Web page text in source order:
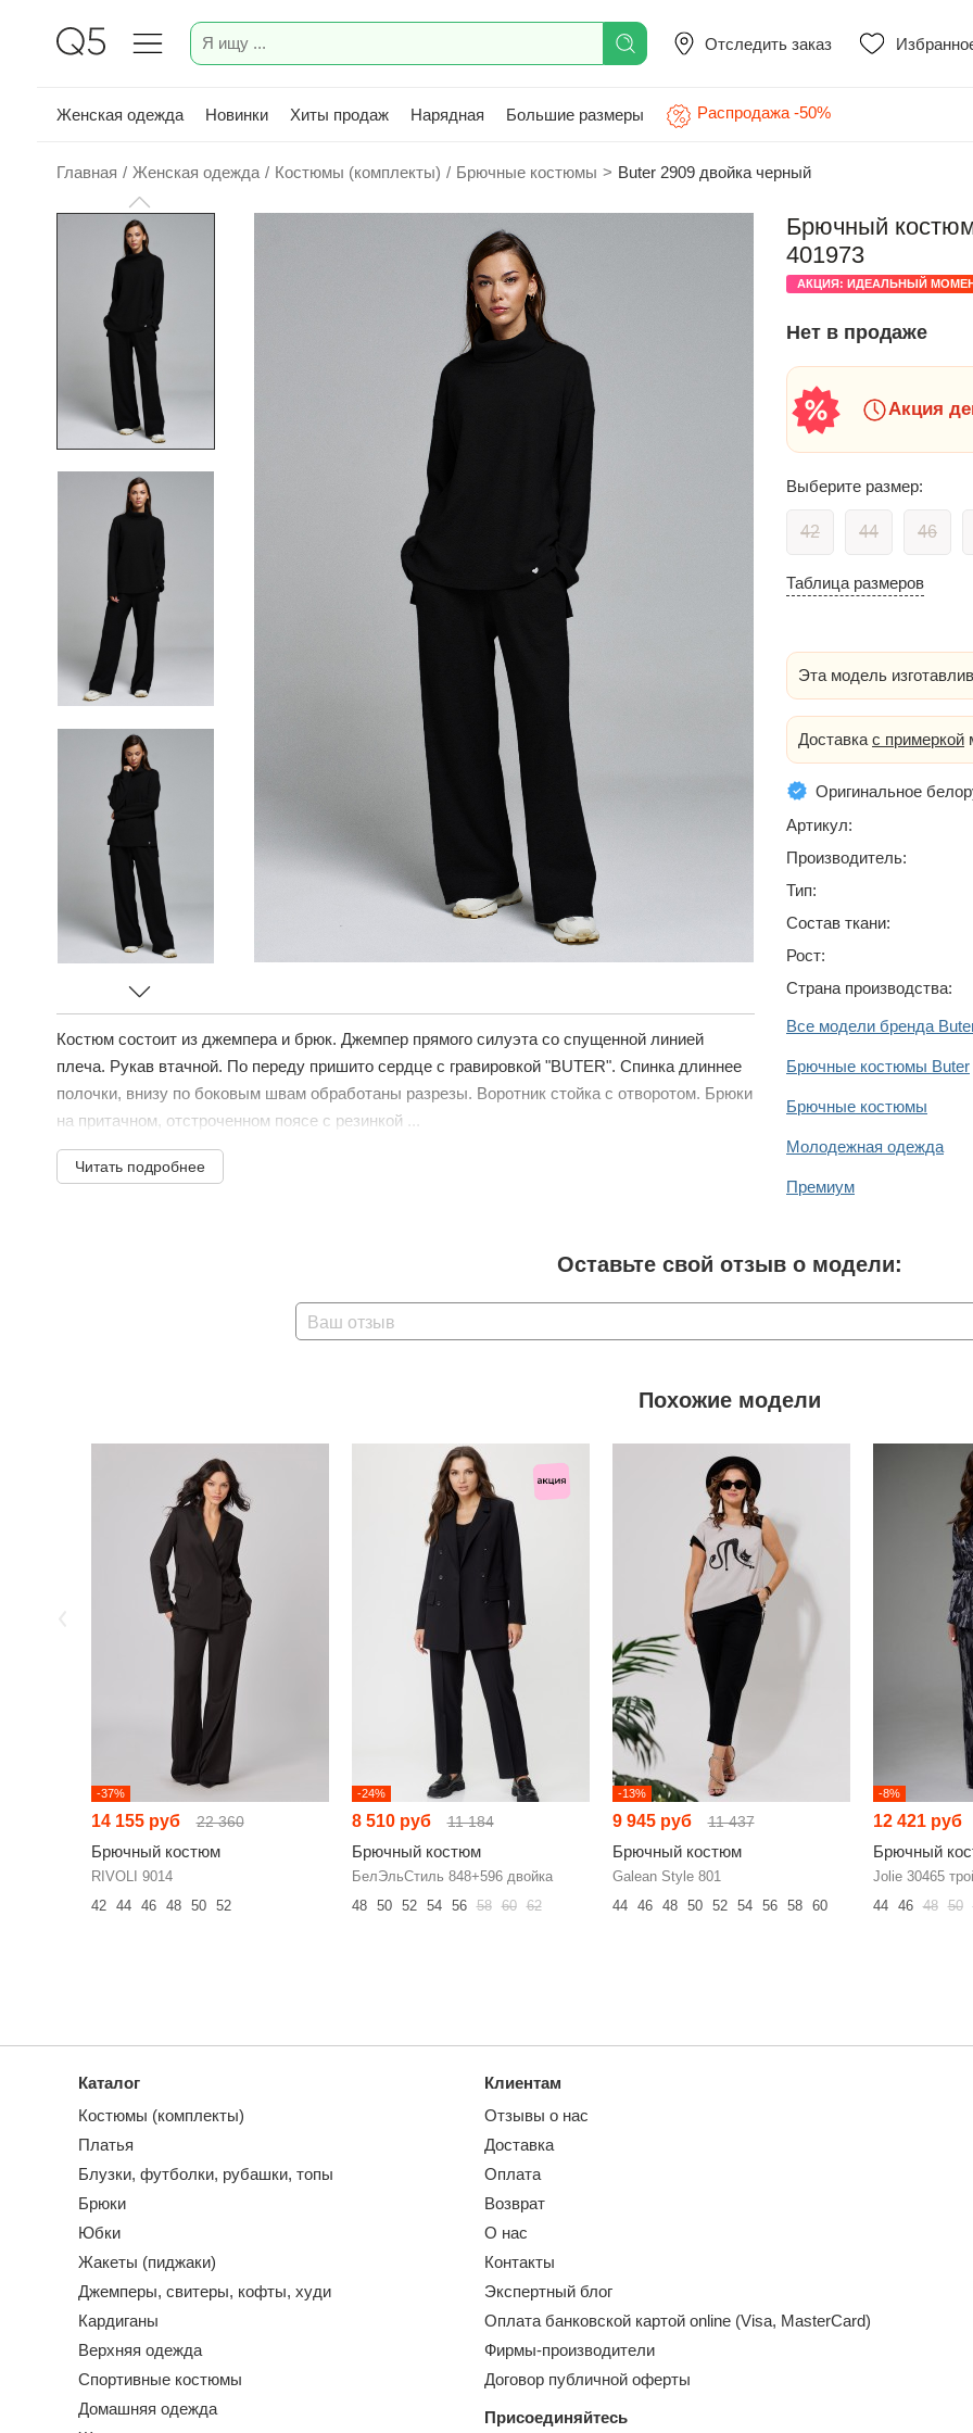
Отследить заказ
Женская одежда Новинки Хиты продаж Нарядная Большие размеры Распродажа -50%
Главная / Женская одежда / Костюмы (комплекты) / Брючные костюмы > Buter 2909 двойка черный
Костюм состоит из джемпера и брюк. Джемпер прямого силуэта со спущенной линией
плеча. Рукав втачной. По переду пришито сердце с гравировкой "BUTER". Спинка длиннее
полочки, внизу по боковым швам обработаны разрезы. Воротник стойка с отворотом. Брюки
на притачном, отстроченном поясе с резинкой ...
Читать подробнее
Брючный
401973
АКЦИЯ: ИДЕАЛЬНЫЙ
Нет в продаже
Акция
Выберите размер:
42 44 46
Таблица размеров
Эта модель
Доставка с примеркой
Оригинальное
Артикул:
Производитель:
Тип:
Состав ткани:
Рост:
Страна производства:
Все модели бренда
Брючные костюмы Buter
Брючные костюмы
Молодежная одежда
Премиум
Оставьте свой отзыв о модели:
Ваш отзыв
Похожие модели
-37%
14 155 руб 22 360
Брючный костюм
RIVOLI 9014
42
44 46 48 50 52
-24%
8 510 руб 11 184
Брючный костюм
БелЭльСтиль 848+596 двойка
48
50 52 54 56 58 60 62
-13%
9 945 руб 11 437
Брючный костюм
Galean Style 801
44
46 48 50 52 54 56 58 60
-8%
12 421 руб
Брючный
Jolie 30465
44
46 48 50
Каталог
Костюмы (комплекты)
Платья
Блузки, футболки, рубашки, топы
Брюки
Юбки
Жакеты (пиджаки)
Джемперы, свитеры, кофты, худи
Кардиганы
Верхняя одежда
Спортивные костюмы
Домашняя одежда
Клиентам
Отзывы о нас
Доставка
Оплата
Возврат
О нас
Контакты
Экспертный блог
Оплата банковской картой online (Visa, MasterCard)
Фирмы-производители
Договор публичной оферты
Присоединяйтесь